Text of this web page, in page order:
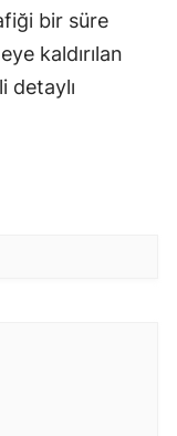
bir süre
kaldırılan
detaylı